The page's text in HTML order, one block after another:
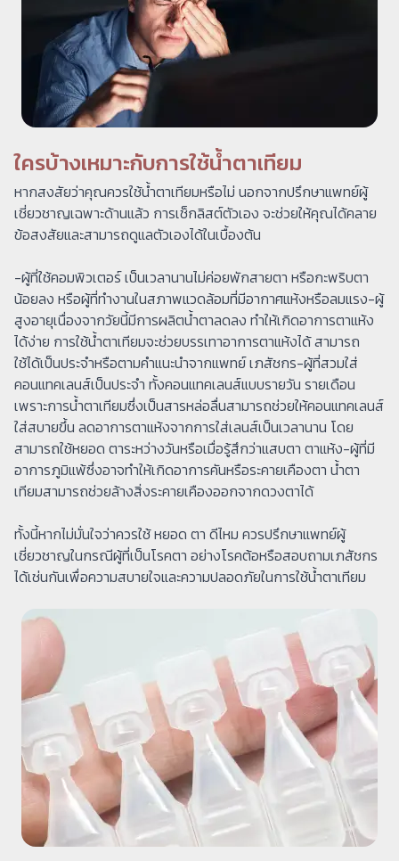
ใครบ้างเหมาะกับการใช้น้ำตาเทียม
หากสงสัยว่าคุณควรใช้น้ำตาเทียมหรือไม่ นอกจากปรึกษาแพทย์ผู้
เชี่ยวชาญเฉพาะด้านแล้ว การเช็กลิสต์ตัวเอง จะช่วยให้คุณได้คลาย
ข้อสงสัยและสามารถดูแลตัวเองได้ในเบื้องต้น
-ผู้ที่ใช้คอมพิวเตอร์ เป็นเวลานานไม่ค่อยพักสายตา หรือกะพริบตา
น้อยลง หรือผู้ที่ทำงานในสภาพแวดล้อมที่มีอากาศแห้งหรือลมแรง-ผู้
สูงอายุเนื่องจากวัยนี้มีการผลิตน้ำตาลดลง ทำให้เกิดอาการตาแห้ง
ได้ง่าย การใช้น้ำตาเทียมจะช่วยบรรเทาอาการตาแห้งได้ สามารถ
ใช้ได้เป็นประจำหรือตามคำแนะนำจากแพทย์ เภสัชกร-ผู้ที่สวมใส่
คอนแทคเลนส์เป็นประจำ ทั้งคอนแทคเลนส์แบบรายวัน รายเดือน
เพราะการน้ำตาเทียมซึ่งเป็นสารหล่อลื่นสามารถช่วยให้คอนแทคเลนส์
ใส่สบายขึ้น ลดอาการตาแห้งจากการใส่เลนส์เป็นเวลานาน โดย
สามารถใช้หยอด ตาระหว่างวันหรือเมื่อรู้สึกว่าแสบตา ตาแห้ง-ผู้ที่มี
อาการภูมิแพ้ซึ่งอาจทำให้เกิดอาการคันหรือระคายเคืองตา น้ำตา
เทียมสามารถช่วยล้างสิ่งระคายเคืองออกจากดวงตาได้
ทั้งนี้หากไม่มั่นใจว่าควรใช้ หยอด ตา ดีไหม ควรปรึกษาแพทย์ผู้
เชี่ยวชาญในกรณีผู้ที่เป็นโรคตา อย่างโรคต้อหรือสอบถามเภสัชกร
ได้เช่นกันเพื่อความสบายใจและความปลอดภัยในการใช้น้ำตาเทียม